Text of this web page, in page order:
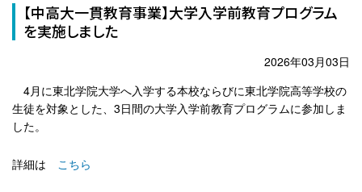
【中高大一貫教育事業】大学入学前教育プログラム
を実施しました
2026年03月03日
4月に東北学院大学へ入学する本校ならびに東北学院高等学校の
生徒を対象とした、3日間の大学入学前教育プログラムに参加しま
した。
詳細は こちら